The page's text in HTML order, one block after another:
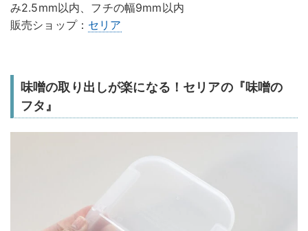
み2.5mm以内、フチの幅9mm以内
販売ショップ： セリア
味噌の取り出しが楽になる！セリアの『味噌の
フタ』